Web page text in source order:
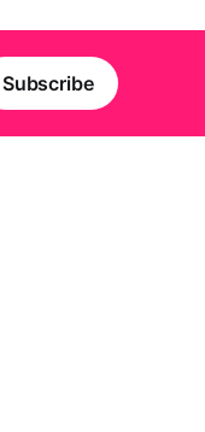
Subscribe